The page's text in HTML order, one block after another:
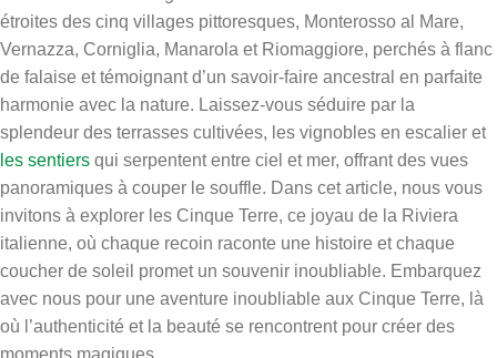
étroites des cinq villages pittoresques, Monterosso al Mare,
Vernazza, Corniglia, Manarola et Riomaggiore, perchés à flanc
de falaise et témoignant d’un savoir-faire ancestral en parfaite
harmonie avec la nature. Laissez-vous séduire par la
splendeur des terrasses cultivées, les vignobles en escalier et
les sentiers qui serpentent entre ciel et mer, offrant des vues
panoramiques à couper le souffle. Dans cet article, nous vous
invitons à explorer les Cinque Terre, ce joyau de la Riviera
italienne, où chaque recoin raconte une histoire et chaque
coucher de soleil promet un souvenir inoubliable. Embarquez
avec nous pour une aventure inoubliable aux Cinque Terre, là
où l’authenticité et la beauté se rencontrent pour créer des
moments magiques.